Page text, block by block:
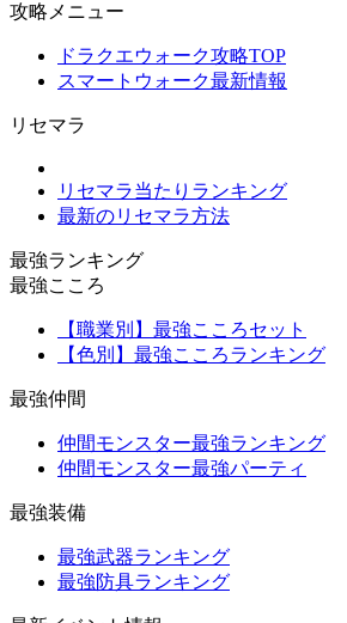
攻略メニュー
ドラクエウォーク攻略TOP
スマートウォーク最新情報
リセマラ
リセマラ当たりランキング
最新のリセマラ方法
最強ランキング
最強こころ
【職業別】最強こころセット
【色別】最強こころランキング
最強仲間
仲間モンスター最強ランキング
仲間モンスター最強パーティ
最強装備
最強武器ランキング
最強防具ランキング